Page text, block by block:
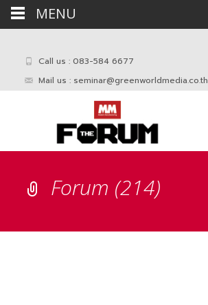
Call us : 083-584 6677
Mail us : seminar@greenworldmedia.co.th
Forum (214)
MENU